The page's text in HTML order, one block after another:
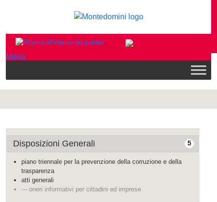
Menu
5
Disposizioni Generali
piano triennale per la prevenzione della corruzione e della
trasparenza
atti generali
--- oneri informativi per cittadini ed imprese